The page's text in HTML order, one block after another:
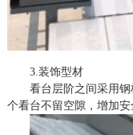
3.装饰型材
看台层阶之间采用钢
个看台不留空隙，增加安